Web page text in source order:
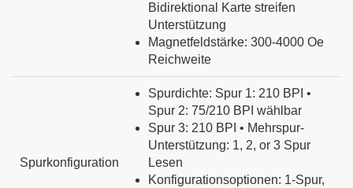
Bidirektional Karte streifen
Unterstützung
Magnetfeldstärke: 300-4000 Oe
Reichweite
Spurkonfiguration
Spurdichte: Spur 1: 210 BPI •
Spur 2: 75/210 BPI wählbar
Spur 3: 210 BPI • Mehrspur-
Unterstützung: 1, 2, or 3 Spur
Lesen
Konfigurationsoptionen: 1-Spur,